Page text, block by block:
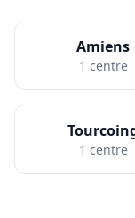
Amiens
1 centre
1 centre